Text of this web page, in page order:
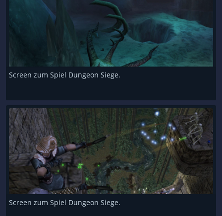
Screen zum Spiel Dungeon Siege.
Screen zum Spiel Dungeon Siege.